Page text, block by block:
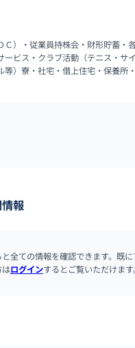
Ｃ）・従業員持株会・財形貯蓄・
ービス・クラブ活動（テニス・サ
等）寮・社宅・借上住宅・保養所
報
全ての情報を確認できます。既に
はログインするとご覧いただけます